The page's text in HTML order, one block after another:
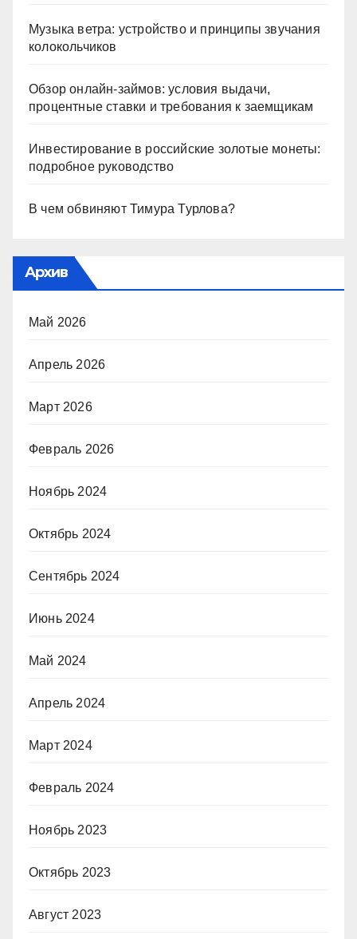
Музыка ветра: устройство и принципы звучания
колокольчиков
Обзор онлайн-займов: условия выдачи,
процентные ставки и требования к заемщикам
Инвестирование в российские золотые монеты:
подробное руководство
В чем обвиняют Тимура Турлова?
Архив
Май 2026
Апрель 2026
Март 2026
Февраль 2026
Ноябрь 2024
Октябрь 2024
Сентябрь 2024
Июнь 2024
Май 2024
Апрель 2024
Март 2024
Февраль 2024
Ноябрь 2023
Октябрь 2023
Август 2023